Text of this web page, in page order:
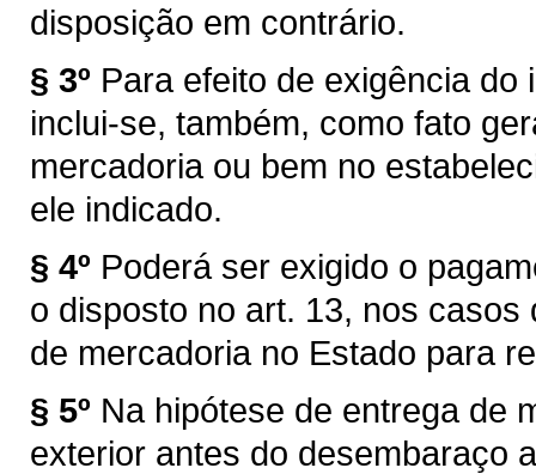
disposição em contrário.
§ 3º Para efeito de exigência
inclui-se, também, como fato
mercadoria ou bem no
ele indicado.
§ 4º Poderá ser exigido o
o disposto no art. 13, nos
de mercadoria no Estado para
§ 5º Na hipótese de entrega de
exterior antes do desembaraço